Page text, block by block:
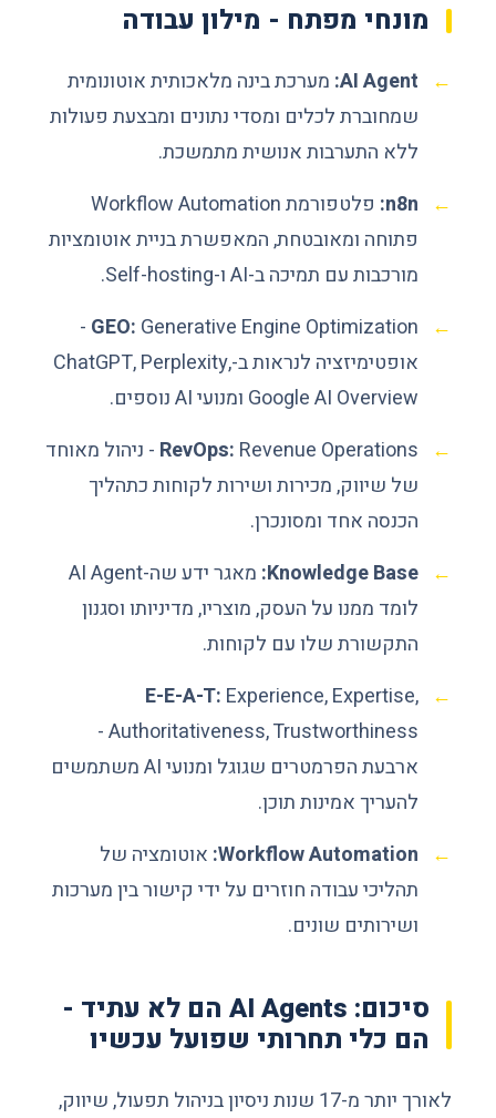
מונחי מפתח - מילון עבודה
AI Agent: מערכת בינה מלאכותית אוטונומית
שמחוברת לכלים ומסדי נתונים ומבצעת פעולות
ללא התערבות אנושית מתמשכת.
n8n:
פלטפורמת Workflow Automation
פתוחה ומאובטחת, המאפשרת בניית אוטומציות
מורכבות עם תמיכה ב-AI ו-Self-hosting.
GEO:
Generative Engine Optimization -
אופטימיזציה לנראות ב-ChatGPT, Perplexity,
Google AI Overview ומנועי AI נוספים.
RevOps: Revenue Operations - ניהול מאוחד
של שיווק, מכירות ושירות לקוחות כתהליך
הכנסה אחד ומסונכרן.
Knowledge Base:
מאגר ידע שה-AI Agent
לומד ממנו על העסק, מוצריו, מדיניותו וסגנון
התקשורת שלו עם לקוחות.
E-E-A-T: Experience, Expertise,
Authoritativeness, Trustworthiness -
ארבעת הפרמטרים שגוגל ומנועי AI משתמשים
להעריך אמינות תוכן.
Workflow Automation: אוטומציה של
תהליכי עבודה חוזרים על ידי קישור בין מערכות
ושירותים שונים.
סיכום: AI Agents הם לא עתיד -
הם כלי תחרותי שפועל עכשיו
לאורך יותר מ-17 שנות ניסיון בניהול תפעול, שיווק,